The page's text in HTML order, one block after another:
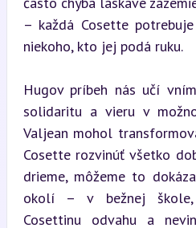
– každá Cosette
niekoho, kto jej podá ruku.
Hugov príbeh nás učí
solidaritu a vieru v
Valjean mohol
Cosette rozvinúť všetko
drieme, môžeme to
okolí – v bežnej
Cosettinu odvahu a